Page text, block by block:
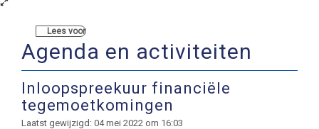
Lees voor
Agenda en activiteiten
Inloopspreekuur financiële
tegemoetkomingen
Laatst gewijzigd: 04 mei 2022 om 16:03